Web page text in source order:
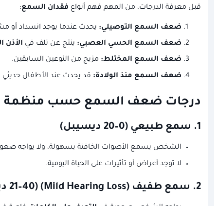
قبل معرفة الدرجات، من المهم فهم أنواع فقدان السمع:
ضعف السمع التوصيلي: يحدث عندما يوجد انسداد أو
ضعف السمع الحسي العصبي: ينتج عن تلف في الأذن
ضعف السمع المختلط: مزيج من النوعين السابقين.
ضعف السمع منذ الولادة: قد يحدث عند الأطفال حديثي
درجات ضعف السمع حسب منظمة
1. سمع طبيعي (0–20 ديسيبل)
الشخص يسمع الأصوات الخافتة بسهولة، ولا يواجه
لا توجد أعراض أو تأثيرات على الحياة اليومية.
2. سمع طفيف (Mild Hearing Loss) (21–40 ديسيبل)